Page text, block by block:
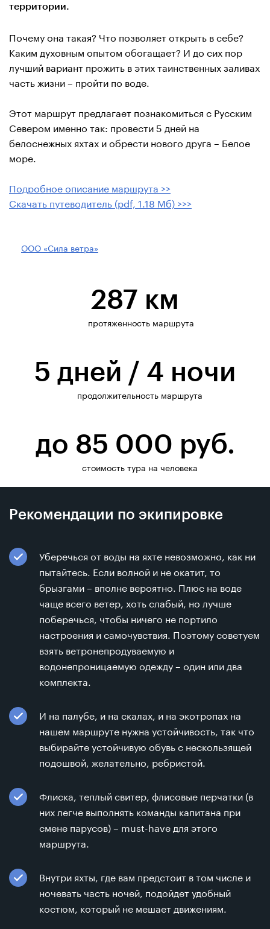
территории.
Почему она такая? Что позволяет открыть в себе?
Каким духовным опытом обогащает? И до сих пор
лучший вариант прожить в этих таинственных заливах
часть жизни – пройти по воде.
Этот маршрут предлагает познакомиться с Русским
Севером именно так: провести 5 дней на
белоснежных яхтах и обрести нового друга – Белое
море.
Подробное описание маршрута >>
Скачать путеводитель (pdf, 1.18 Мб) >>>
ООО «Сила ветра»
287 км
протяженность маршрута
5 дней / 4 ночи
продолжительность маршрута
до 85 000 руб.
стоимость тура на человека
Рекомендации по экипировке
Уберечься от воды на яхте невозможно, как ни
пытайтесь. Если волной и не окатит, то
брызгами – вполне вероятно. Плюс на воде
чаще всего ветер, хоть слабый, но лучше
поберечься, чтобы ничего не портило
настроения и самочувствия. Поэтому советуем
взять ветронепродуваемую и
водонепроницаемую одежду – один или два
комплекта.
И на палубе, и на скалах, и на экотропах на
нашем маршруте нужна устойчивость, так что
выбирайте устойчивую обувь с нескользящей
подошвой, желательно, ребристой.
Флиска, теплый свитер, флисовые перчатки (в
них легче выполнять команды капитана при
смене парусов) – must-have для этого
маршрута.
Внутри яхты, где вам предстоит в том числе и
ночевать часть ночей, подойдет удобный
костюм, который не мешает движениям.